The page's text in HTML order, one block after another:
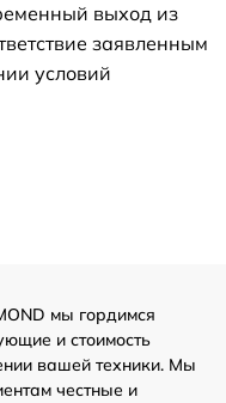
выход из
заявленным
условий
мы гордимся
и стоимость
вашей техники. Мы
честные и